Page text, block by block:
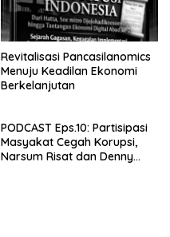
Revitalisasi Pancasilanomics
Menuju Keadilan Ekonomi
Berkelanjutan
PODCAST Eps.10: Partisipasi
Masyakat Cegah Korupsi,
Narsum Risat dan Denny